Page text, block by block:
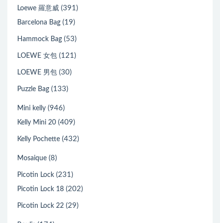
Loewe 羅意威 (391)
Barcelona Bag (19)
Hammock Bag (53)
LOEWE 女包 (121)
LOEWE 男包 (30)
Puzzle Bag (133)
Mini kelly (946)
Kelly Mini 20 (409)
Kelly Pochette (432)
Mosaique (8)
Picotin Lock (231)
Picotin Lock 18 (202)
Picotin Lock 22 (29)